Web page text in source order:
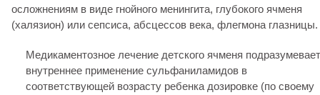
осложнениям в виде гнойного менингита, глубокого ячменя
(халязион) или сепсиса, абсцессов века, флегмона глазницы.
Медикаментозное лечение детского ячменя подразумевает
внутреннее применение сульфаниламидов в
соответствующей возрасту ребенка дозировке (по своему